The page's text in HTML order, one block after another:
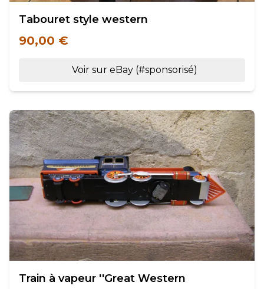
Tabouret style western
90,00 €
Voir sur eBay (#sponsorisé)
Train à vapeur ''Great Western